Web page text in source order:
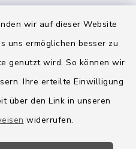
wir auf dieser Website
uns ermöglichen besser zu
genutzt wird. So können wir
Ihre erteilte Einwilligung
über den Link in unseren
widerrufen.